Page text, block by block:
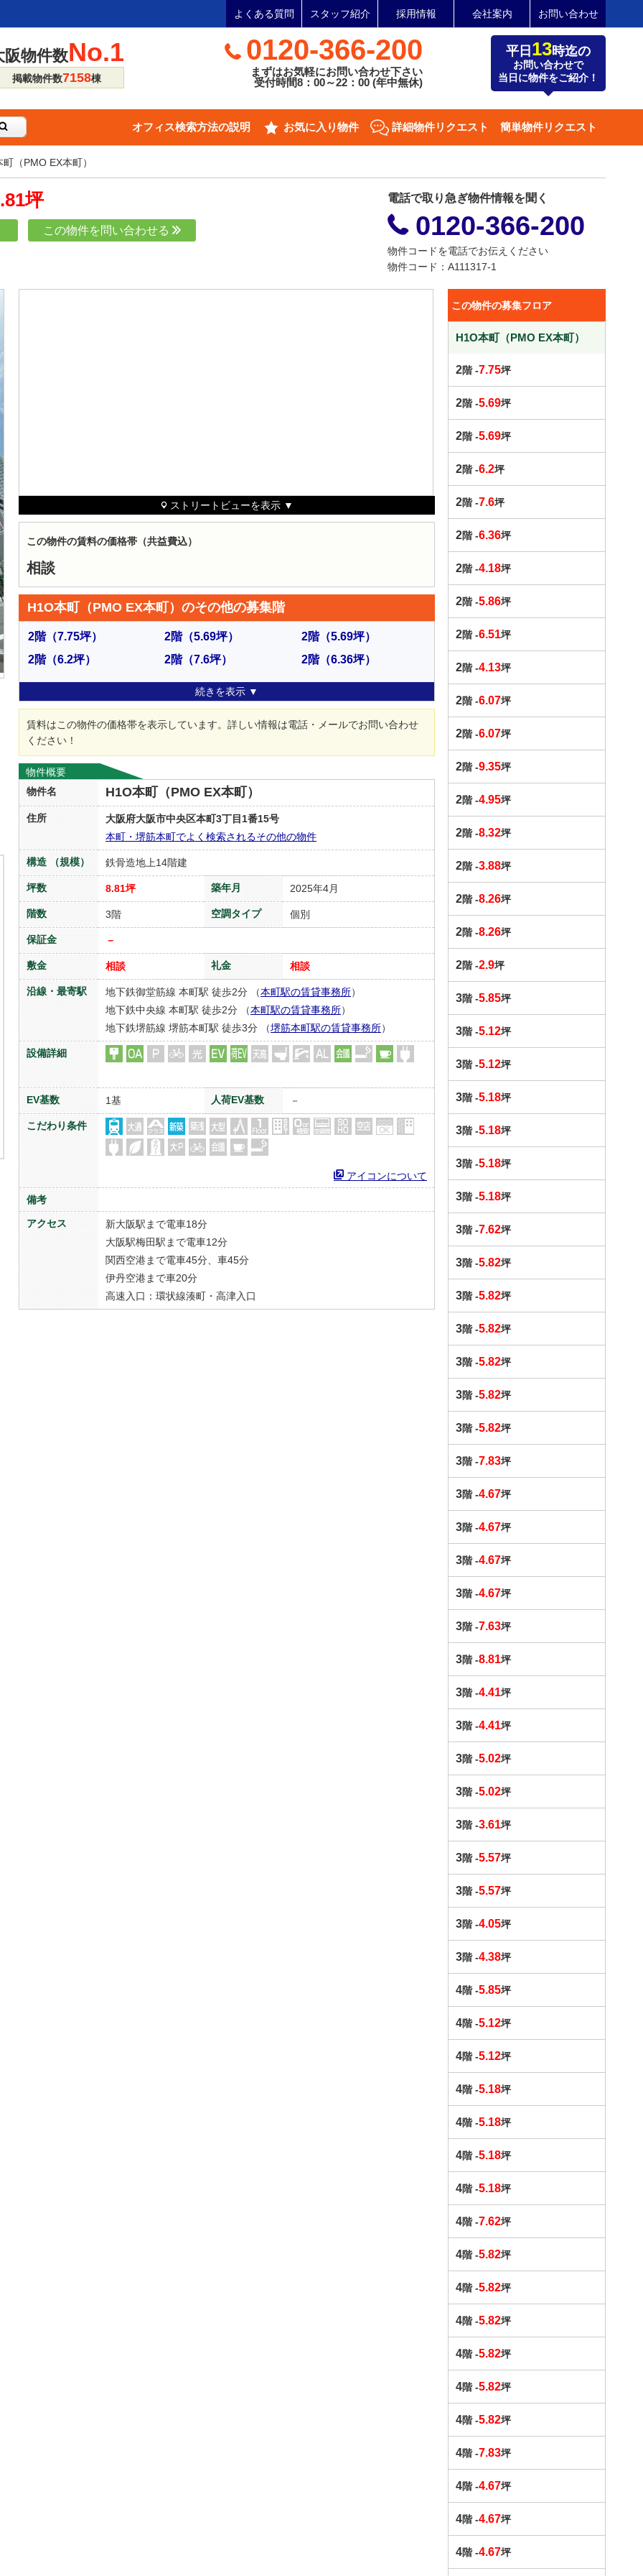
よくある質問 スタッフ紹介 採用情報 会社案内 お問い合わせ
阪物件数No.1
掲載物件数7158棟
0120-366-200
まずはお気軽にお問い合わせ下さい
受付時間8：00～22：00 (年中無休)
平日 13時迄の
お問い合わせで
当日に物件をご紹介！
オフィス検索方法の説明 お気に入り物件 詳細物件リクエスト 簡単物件リクエスト
（PMO EX本町）
坪
この物件を問い合わせる
電話で取り急ぎ物件情報を聞く
0120-366-200
物件コードを電話でお伝えください
物件コード：A111317-1
ストリートビューを表示 ▼
この物件の賃料の価格帯（共益費込）
相談
H1O本町（PMO EX本町）のその他の募集階
2階（7.75坪） 2階（5.69坪） 2階（5.69坪）
2階（6.2坪） 2階（7.6坪） 2階（6.36坪）
続きを表示 ▼
賃料はこの物件の価格帯を表示しています。詳しい情報は電話・メールでお問い合わせ
ください！
物件概要
物件名
H1O本町（PMO EX本町）
住所
大阪府大阪市中央区本町3丁目1番15号
本町・堺筋本町でよく検索されるその他の物件
構造 （規模） 鉄骨造地上14階建
坪数 8.81坪 築年月 2025年4月
階数 3階 空調タイプ 個別
保証金 －
敷金 相談 礼金 相談
沿線・最寄駅 地下鉄御堂筋線 本町駅 徒歩2分 （本町駅の賃貸事務所）
地下鉄中央線 本町駅 徒歩2分 （本町駅の賃貸事務所）
地下鉄堺筋線 堺筋本町駅 徒歩3分 （堺筋本町駅の賃貸事務所）
設備詳細
EV基数 1基 人荷EV基数 －
こだわり条件
アイコンについて
備考
アクセス
新大阪駅まで電車18分
大阪駅梅田駅まで電車12分
関西空港まで電車45分、車45分
伊丹空港まで車20分
高速入口：環状線湊町・高津入口
この物件の募集フロア
H1O本町（PMO EX本町）
2階 -7.75坪
2階 -5.69坪
2階 -5.69坪
2階 -6.2坪
2階 -7.6坪
2階 -6.36坪
2階 -4.18坪
2階 -5.86坪
2階 -6.51坪
2階 -4.13坪
2階 -6.07坪
2階 -6.07坪
2階 -9.35坪
2階 -4.95坪
2階 -8.32坪
2階 -3.88坪
2階 -8.26坪
2階 -8.26坪
2階 -2.9坪
3階 -5.85坪
3階 -5.12坪
3階 -5.12坪
3階 -5.18坪
3階 -5.18坪
3階 -5.18坪
3階 -5.18坪
3階 -7.62坪
3階 -5.82坪
3階 -5.82坪
3階 -5.82坪
3階 -5.82坪
3階 -5.82坪
3階 -5.82坪
3階 -7.83坪
3階 -4.67坪
3階 -4.67坪
3階 -4.67坪
3階 -4.67坪
3階 -7.63坪
3階 -8.81坪
3階 -4.41坪
3階 -4.41坪
3階 -5.02坪
3階 -5.02坪
3階 -3.61坪
3階 -5.57坪
3階 -5.57坪
3階 -4.05坪
3階 -4.38坪
4階 -5.85坪
4階 -5.12坪
4階 -5.12坪
4階 -5.18坪
4階 -5.18坪
4階 -5.18坪
4階 -5.18坪
4階 -7.62坪
4階 -5.82坪
4階 -5.82坪
4階 -5.82坪
4階 -5.82坪
4階 -5.82坪
4階 -5.82坪
4階 -7.83坪
4階 -4.67坪
4階 -4.67坪
4階 -4.67坪